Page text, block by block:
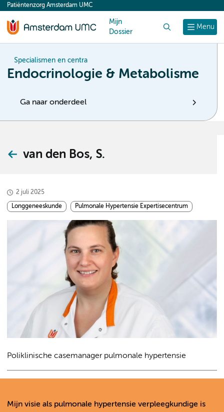
content
Menu
Patiëntenzorg Amsterdam UMC
Mijn
Dossier
Specialismen en centra
Endocrinologie & Metabolisme
Ga naar onderdeel
van den Bos, S.
2 juli 2025
Longgeneeskunde Pulmonale Hypertensie Expertisecentrum
Poliklinische casemanager pulmonale hypertensie
Mijn visie als pulmonale hypertensie verpleegkundige is